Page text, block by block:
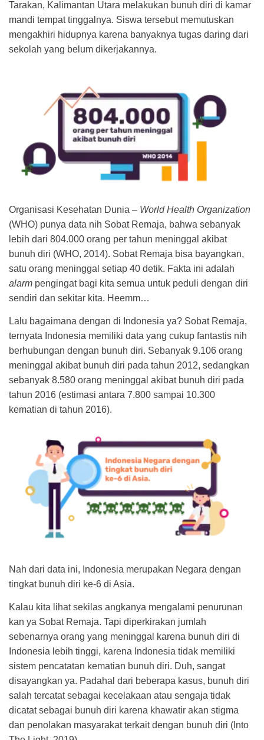
Tarakan, Kalimantan Utara melakukan bunuh diri di kamar
mandi tempat tinggalnya. Siswa tersebut memutuskan
mengakhiri hidupnya karena banyaknya tugas daring dari
sekolah yang belum dikerjakannya.
Organisasi Kesehatan Dunia – World Health Organization
(WHO) punya data nih Sobat Remaja, bahwa sebanyak
lebih dari 804.000 orang per tahun meninggal akibat
bunuh diri (WHO, 2014). Sobat Remaja bisa bayangkan,
satu orang meninggal setiap 40 detik. Fakta ini adalah
alarm pengingat bagi kita semua untuk peduli dengan diri
sendiri dan sekitar kita. Heemm…
Lalu bagaimana dengan di Indonesia ya? Sobat Remaja,
ternyata Indonesia memiliki data yang cukup fantastis nih
berhubungan dengan bunuh diri. Sebanyak 9.106 orang
meninggal akibat bunuh diri pada tahun 2012, sedangkan
sebanyak 8.580 orang meninggal akibat bunuh diri pada
tahun 2016 (estimasi antara 7.800 sampai 10.300
kematian di tahun 2016).
Nah dari data ini, Indonesia merupakan Negara dengan
tingkat bunuh diri ke-6 di Asia.
Kalau kita lihat sekilas angkanya mengalami penurunan
kan ya Sobat Remaja. Tapi diperkirakan jumlah
sebenarnya orang yang meninggal karena bunuh diri di
Indonesia lebih tinggi, karena Indonesia tidak memiliki
sistem pencatatan kematian bunuh diri. Duh, sangat
disayangkan ya. Padahal dari beberapa kasus, bunuh diri
salah tercatat sebagai kecelakaan atau sengaja tidak
dicatat sebagai bunuh diri karena khawatir akan stigma
dan penolakan masyarakat terkait dengan bunuh diri (Into